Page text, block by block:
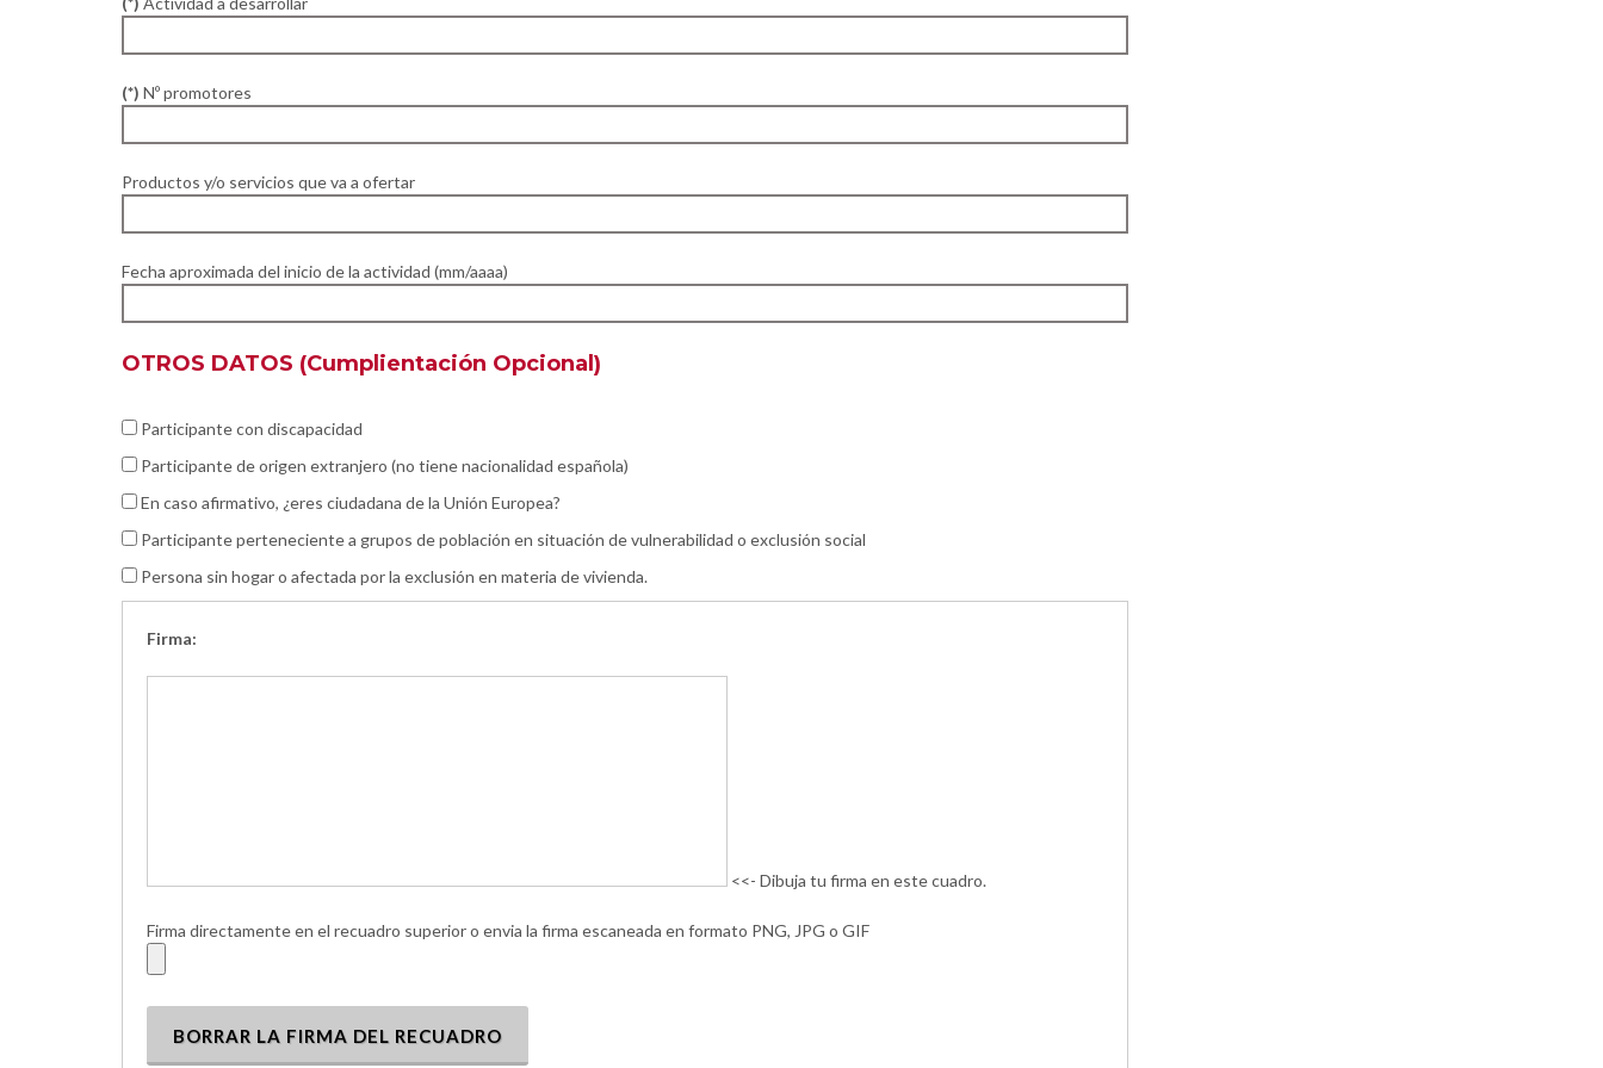
(*) Nº promotores
Productos y/o servicios que va a ofertar
Fecha aproximada del inicio de la actividad (mm/aaaa)
OTROS DATOS (Cumplientación Opcional)
Participante con discapacidad
Participante de origen extranjero (no tiene nacionalidad española)
En caso afirmativo, ¿eres ciudadana de la Unión Europea?
Participante perteneciente a grupos de población en situación de vulnerabilidad o exclusión social
Persona sin hogar o afectada por la exclusión en materia de vivienda.
Firma:
<<- Dibuja tu firma en este cuadro.
Firma directamente en el recuadro superior o envia la firma escaneada en formato PNG, JPG o GIF
BORRAR LA FIRMA DEL RECUADRO